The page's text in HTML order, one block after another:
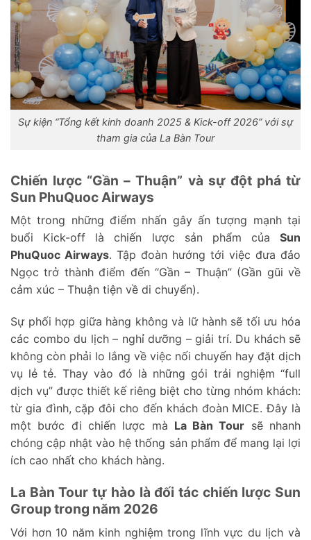
Sự kiện “Tổng kết kinh doanh 2025 & Kick-off 2026” với sự
tham gia của La Bàn Tour
Chiến lược “Gần – Thuận” và sự đột phá từ
Sun PhuQuoc Airways
Một trong những điểm nhấn gây ấn tượng mạnh tại
buổi Kick-off là chiến lược sản phẩm của Sun
PhuQuoc Airways. Tập đoàn hướng tới việc đưa đảo
Ngọc trở thành điểm đến “Gần – Thuận” (Gần gũi về
cảm xúc – Thuận tiện về di chuyển).
Sự phối hợp giữa hàng không và lữ hành sẽ tối ưu hóa
các combo du lịch – nghỉ dưỡng – giải trí. Du khách sẽ
không còn phải lo lắng về việc nối chuyến hay đặt dịch
vụ lẻ tẻ. Thay vào đó là những gói trải nghiệm “full
dịch vụ” được thiết kế riêng biệt cho từng nhóm khách:
từ gia đình, cặp đôi cho đến khách đoàn MICE. Đây là
một bước đi chiến lược mà La Bàn Tour sẽ nhanh
chóng cập nhật vào hệ thống sản phẩm để mang lại lợi
ích cao nhất cho khách hàng.
La Bàn Tour tự hào là đối tác chiến lược Sun
Group trong năm 2026
Với hơn 10 năm kinh nghiệm trong lĩnh vực du lịch và